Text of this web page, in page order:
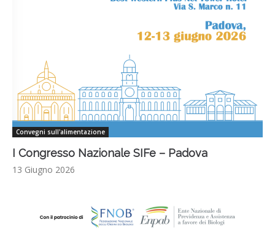
Convegni sull'alimentazione
I Congresso Nazionale SIFe – Padova
13 Giugno 2026